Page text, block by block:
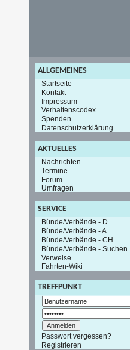
ALLGEMEINES
Startseite
Kontakt
Impressum
Verhaltenscodex
Spenden
Datenschutzerklärung
AKTUELLES
Nachrichten
Termine
Forum
Umfragen
SERVICE
Bünde/Verbände - D
Bünde/Verbände - A
Bünde/Verbände - CH
Bünde/Verbände - Suchen
Verweise
Fahrten-Wiki
TREFFPUNKT
Passwort vergessen?
Registrieren